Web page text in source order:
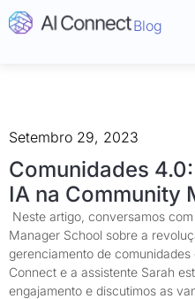
Blog
Comunidades
IA na Community
Setembro 29, 2023
Neste artigo, conversamos
Manager School sobre a
gerenciamento de
Connect e a assistente Sarah
engajamento e discutimos as